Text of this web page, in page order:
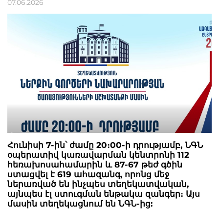
07.06.2026
Հունիսի 7-ին՝ ժամը 20։00-ի դրությամբ, ՆԳՆ
օպերատիվ կառավարման կենտրոնի 112
հեռախոսահամարին և 87-67 թեժ գծին
ստացվել է 619 ահազանգ, որոնց մեջ
ներառված են ինչպես տեղեկատվական,
այնպես էլ ստուգման ենթակա զանգեր։ Այս
մասին տեղեկացնում են ՆԳՆ-ից: